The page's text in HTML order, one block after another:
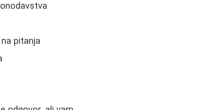
pitanja